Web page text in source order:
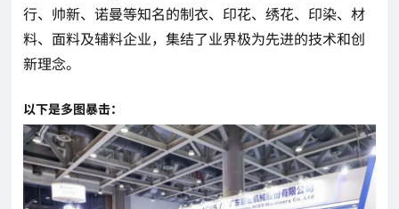
行、帅新、诺曼等知名的制衣、印花、绣花、印染、材
料、面料及辅料企业，集结了业界极为先进的技术和创
新理念。
以下是多图暴击：